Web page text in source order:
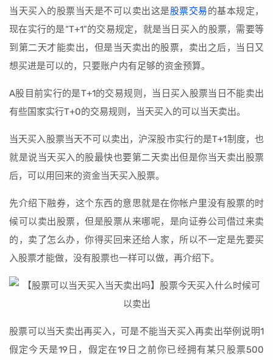
当天买入的股票当天是不可以卖出这是股票交易的基本规定，
现在实行的是“T+1”的交易规定，就是当日买入的股票，需要等
到第二天才能卖出，但是当天卖出的股票，卖出之后，当日又
想买进是可以的，只要账户内有足够的资金预算。
A股目前实行的是T+1的交易规则，当日买入股票当日不能卖出
有些国家实行T+0的交易规则，当天买入的可以当天卖出。
当天买入股票当天不可以卖出，沪深股市实行的是T+1制度，也
就是说当天买入的股最快也要第二天卖出但是你当天卖出股票
后，可以用回来的资金当天买入股票。
先介绍下融券，这个东西的意思就是在你帐户里没有股票的时
候可以卖出股票，但是股票从来哪呢，是向证券公司借过来卖
的，卖了怎么办，你得买回来还给人家，所以不一定是先要买
入股票才能做，没有股票也一样可以做，再介绍下。
股票可以当天卖出再买入，可是不能当天买入再卖出举例说明1
假定今天是19日，假定在19日之前你已经拥有某只股票500